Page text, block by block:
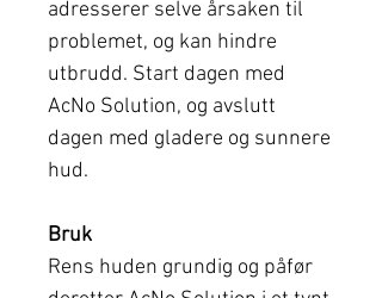
adresserer selve årsaken til
problemet, og kan hindre
utbrudd. Start dagen med
AcNo Solution, og avslutt
dagen med gladere og sunnere
hud.
Bruk
Rens huden grundig og påfør